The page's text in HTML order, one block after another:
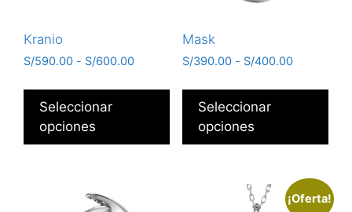
Kranio
S/590.00 - S/600.00
Seleccionar
opciones
Mask
S/390.00 - S/400.00
Seleccionar
opciones
¡Oferta!